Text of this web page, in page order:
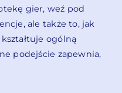
gier, weź pod
ale także to, jak
ogólną
podejście zapewnia,